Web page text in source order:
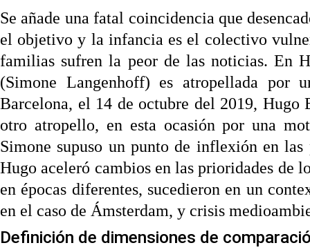
Se añade una fatal coincidencia que
el objetivo y la infancia es el colectivo
familias sufren la peor de las noticias. En
(Simone Langenhoff) es atropellada
Barcelona, el 14 de octubre del 2019, Hugo
otro atropello, en esta ocasión por una
Simone supuso un punto de inflexión en
Hugo aceleró cambios en las prioridades de
en épocas diferentes, sucedieron en un
en el caso de Ámsterdam, y crisis
Definición de dimensiones de